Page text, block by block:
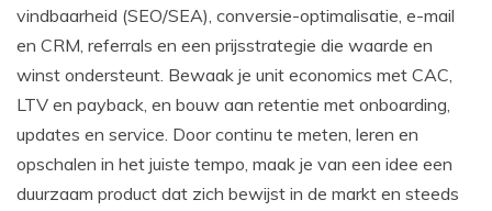
vindbaarheid (SEO/SEA), conversie-optimalisatie, e-mail
en CRM, referrals en een prijsstrategie die waarde en
winst ondersteunt. Bewaak je unit economics met CAC,
LTV en payback, en bouw aan retentie met onboarding,
updates en service. Door continu te meten, leren en
opschalen in het juiste tempo, maak je van een idee een
duurzaam product dat zich bewijst in de markt en steeds